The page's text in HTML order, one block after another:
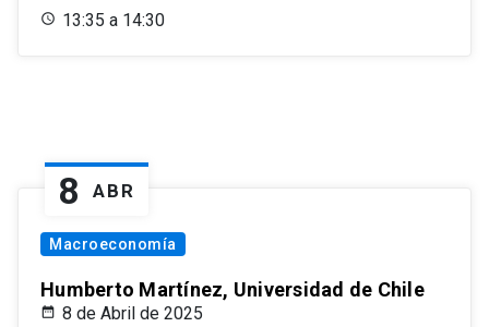
13:35 a 14:30
8 ABR
Macroeconomía
Humberto Martínez, Universidad de Chile
8 de Abril de 2025